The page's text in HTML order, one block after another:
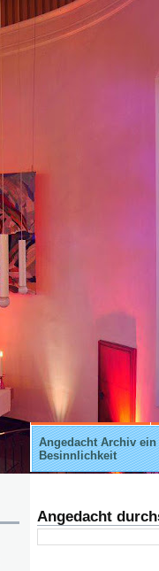
Angedacht Archiv
Besinnlichkeit
Angedacht